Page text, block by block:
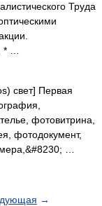
Труда
…
свет] Первая
фотовитрина,
фотодокумент,
…
→